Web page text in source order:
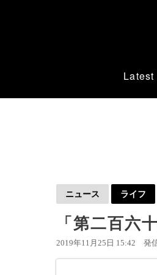
Latest
ニュース ライフ
「第二百六
2019年11月25日 15:42 発